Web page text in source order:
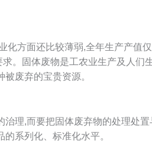
化方面还比较薄弱,全年生产产值
。固体废物是工农业生产及人们
废弃的宝贵资源。
理,而要把固体废弃物的处理处
系列化、标准化水平。